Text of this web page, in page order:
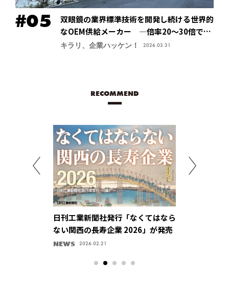
双眼鏡の業界標準技術を開発し続ける世界的
なOEM供給メーカー ―倍率20～30倍でも
像が安定する手振れ防止技術で特許取得、今
キラリ、企業ハッケン！ 2026.03.31
RECOMMEND
日刊工業新聞社発行「なくてはなら
ない関西の長寿企業 2026」が発売
NEWS 2026.02.21